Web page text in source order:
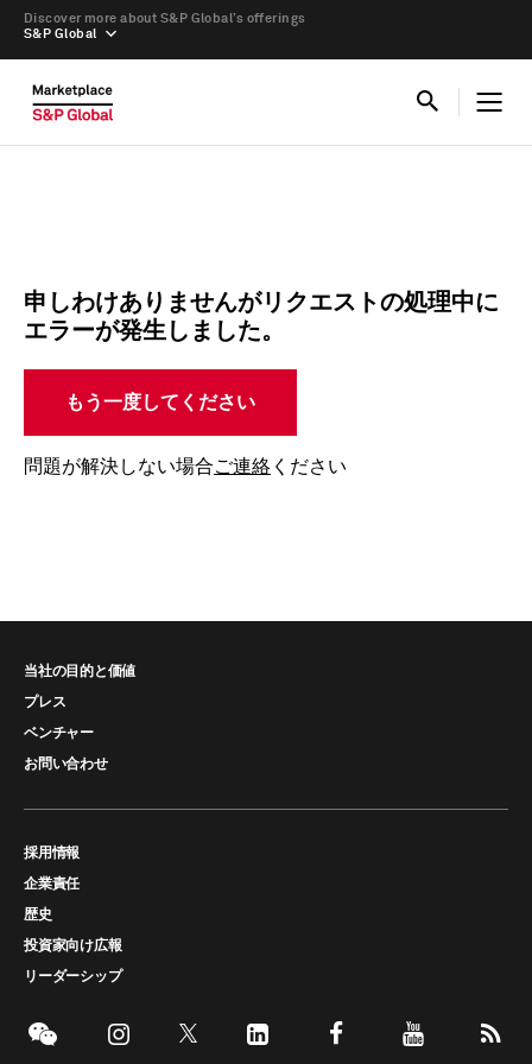
S&P Global
Discover more about S&P Global’s offerings
申しわけありませんがリクエストの処理中に
エラーが発生しました。
もう一度してください
問題が解決しない場合ご連絡 ください
当社の目的と価値
プレス
ベンチャー
お問い合わせ
採用情報
企業責任
歴史
投資家向け広報
リーダーシップ